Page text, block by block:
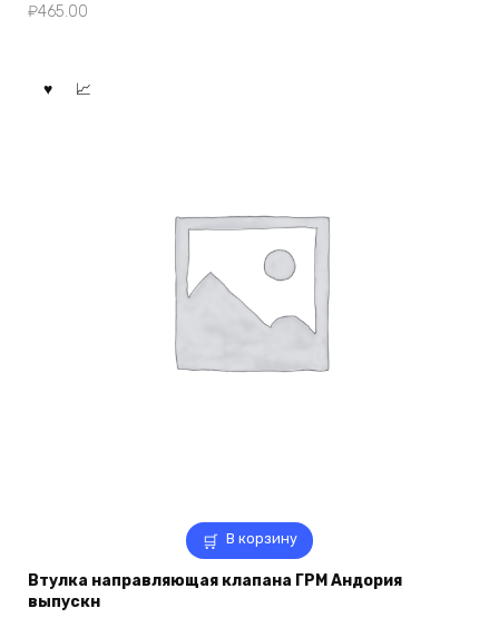
₽465.00
В корзину
Втулка направляющая клапана ГРМ Андория
выпускн